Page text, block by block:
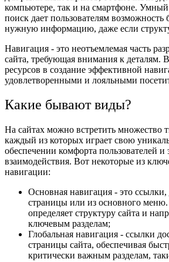
компьютере, так и на смартфоне.
поиск дает пользователям возможность
нужную информацию, даже если
Навигация - это неотъемлемая часть
сайта, требующая внимания к деталям.
ресурсов в создание эффективной
удовлетворенными и лояльными
Какие бывают виды?
На сайтах можно встретить множество
каждый из которых играет свою
обеспечении комфорта пользователей и
взаимодействия. Вот некоторые из
навигации:
Основная навигация - это
страницы или из основного
определяет структуру сайта и
ключевым разделам;
Глобальная навигация - ссылки
страницы сайта, обеспечивая
критически важным разделам,